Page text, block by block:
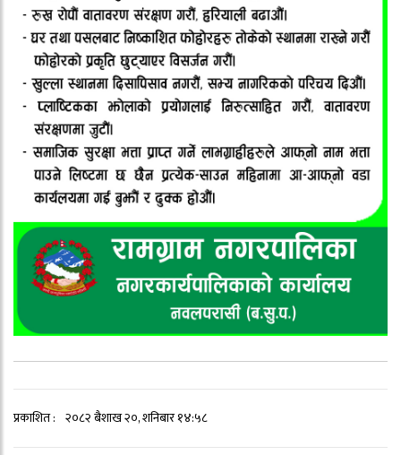
प्रकाशित : २०८२ बैशाख २०, शनिबार १४:५८